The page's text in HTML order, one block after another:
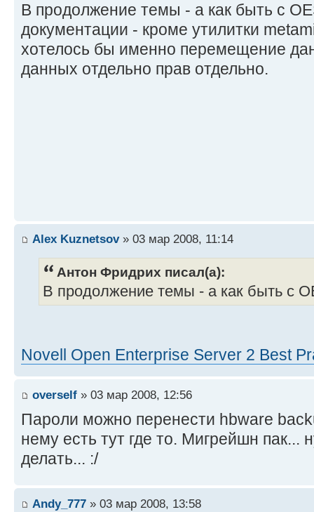
В продолжение темы - а как быть с
документации - кроме утилитки
хотелось бы именно перемещение
данных отдельно прав отдельно.
Alex Kuznetsov» 03 мар 2008, 11:14
Антон Фридрих писал(а):
В продолжение темы - а как быть с
Novell Open Enterprise Server 2 Best
overself » 03 мар 2008, 12:56
Пароли можно перенести hbware
нему есть тут где то. Мигрейшн пак...
делать... :/
Andy_777 » 03 мар 2008, 13:58